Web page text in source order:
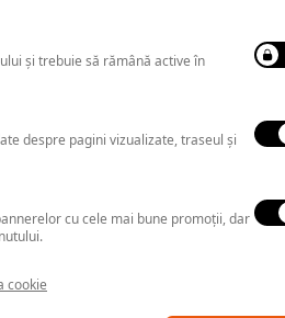
și trebuie să rămână active în
despre pagini vizualizate, traseul și
cu cele mai bune promoții, dar
cookie